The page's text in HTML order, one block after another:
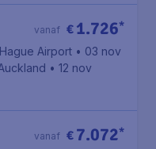
€ 1.726*
vanaf
Airport • 03 nov
• 12 nov
€ 7.072*
vanaf